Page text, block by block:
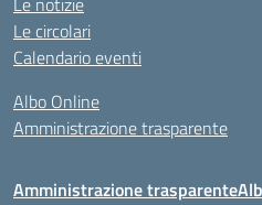
Le circolari
Calendario eventi
Albo Online
Amministrazione trasparente
Amministrazione trasparente